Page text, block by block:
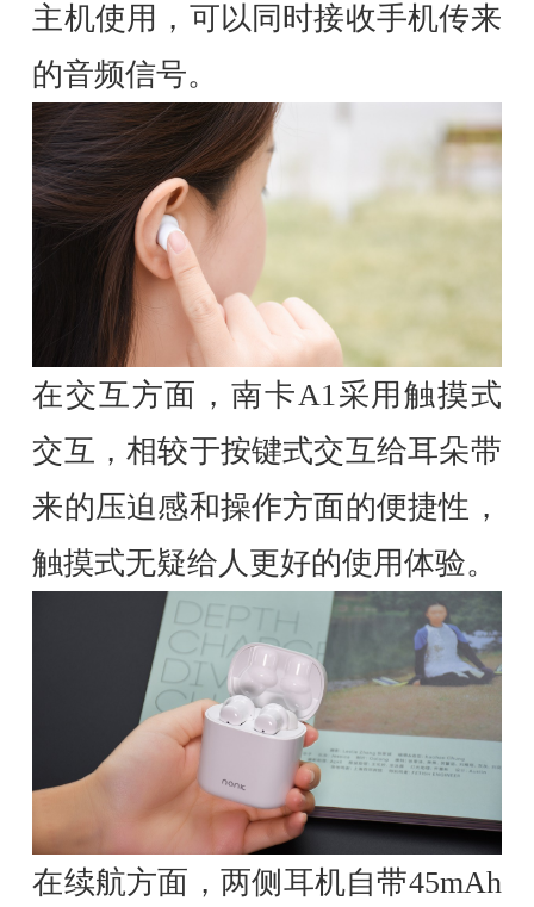
主机使用，可以同时接收手机传来
的音频信号。
在交互方面，南卡A1采用触摸式
交互，相较于按键式交互给耳朵带
来的压迫感和操作方面的便捷性，
触摸式无疑给人更好的使用体验。
在续航方面，两侧耳机自带45mAh